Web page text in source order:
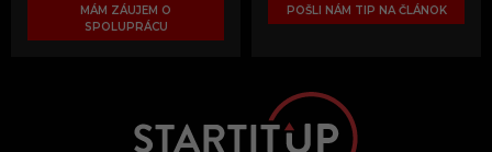
MÁM ZÁUJEM O
SPOLUPRÁCU
POŠLI NÁM TIP NA ČLÁNOK